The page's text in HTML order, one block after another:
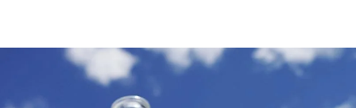
トピックス
TBS Podcast
お知らせ
イベント・グッズ